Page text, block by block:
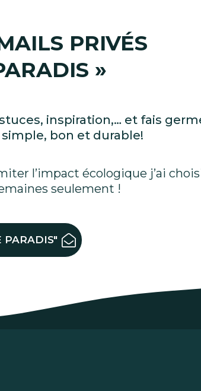
PRIVÉS
»
inspiration,… et fais
bon et durable!
l’impact écologique j’ai
seulement !
PARADIS"